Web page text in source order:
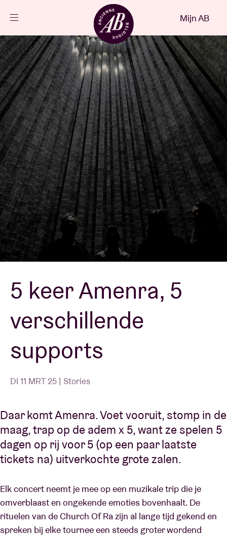
NL
Agenda
Projecten
Nieuws
Bezoekersinfo
AB ❤ you
Zaalhuur
BRDCST
ABtv
Concertcheque
Over AB
Contact
Mijn AB
5 keer Amenra, 5
verschillende
supports
DI 11 MRT 25 | Stories
Daar komt Amenra. Voet vooruit, stomp in de
maag, trap op de adem x 5, want ze spelen 5
dagen op rij voor 5 (op een paar laatste
tickets na) uitverkochte grote zalen.
Elk concert neemt je mee op een muzikale trip die je
omverblaast en ongekende emoties bovenhaalt. De
rituelen van de Church Of Ra zijn al lange tijd gekend en
spreken bij elke tournee een steeds groter wordend